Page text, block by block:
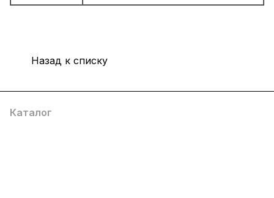
Назад к списку
Каталог